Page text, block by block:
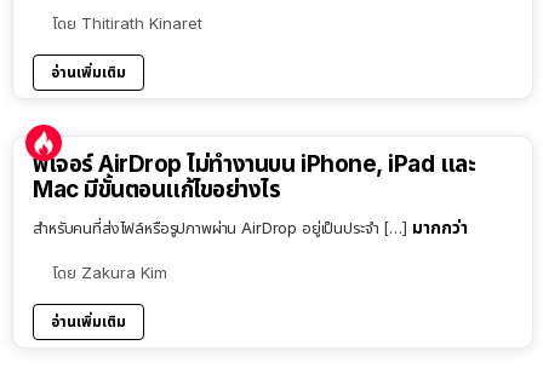
โดย Thitirath Kinaret
อ่านเพิ่มเติม
ฟีเจอร์ AirDrop ไม่ทำงานบน iPhone, iPad และ
Mac มีขั้นตอนแก้ไขอย่างไร
สำหรับคนที่ส่งไฟล์หรือรูปภาพผ่าน AirDrop อยู่เป็นประจำ […] มากกว่า
โดย Zakura Kim
อ่านเพิ่มเติม